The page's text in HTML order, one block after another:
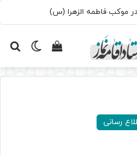
در موکب فاطمه الزهرا (س)
تغییرمشاهده
رسانی